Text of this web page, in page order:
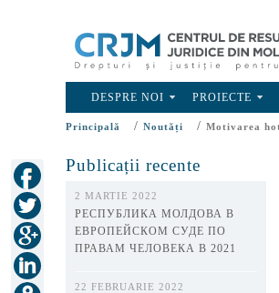
DESPRE NOI PROIECTE
Principală / Noutăți / Motivarea
Publicații recente
2 MARTIE 2022
РЕСПУБЛИКА МОЛДОВА В
ЕВРОПЕЙСКОМ СУДЕ ПО
ПРАВАМ ЧЕЛОВЕКА В 2021
22 FEBRUARIE 2022